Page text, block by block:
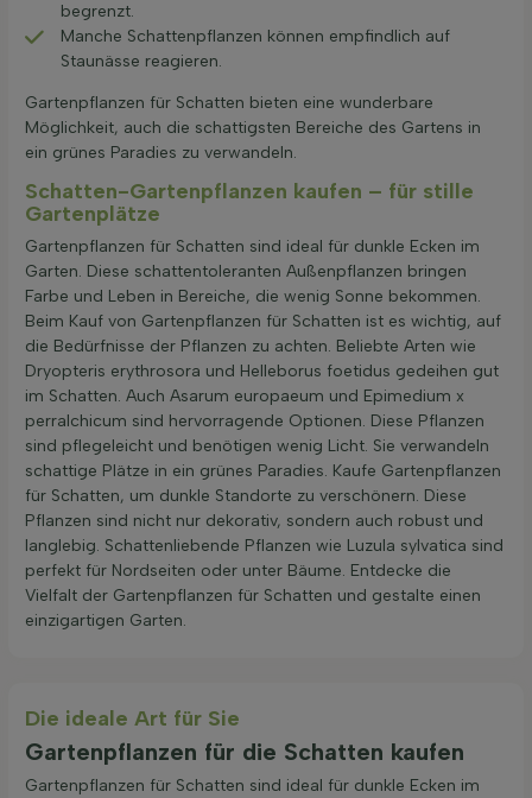
begrenzt.
Manche Schattenpflanzen können empfindlich auf
Staunässe reagieren.
Gartenpflanzen für Schatten bieten eine wunderbare
Möglichkeit, auch die schattigsten Bereiche des Gartens in
ein grünes Paradies zu verwandeln.
Schatten-Gartenpflanzen kaufen – für stille
Gartenplätze
Gartenpflanzen für Schatten sind ideal für dunkle Ecken im
Garten. Diese schattentoleranten Außenpflanzen bringen
Farbe und Leben in Bereiche, die wenig Sonne bekommen.
Beim Kauf von Gartenpflanzen für Schatten ist es wichtig, auf
die Bedürfnisse der Pflanzen zu achten. Beliebte Arten wie
Dryopteris erythrosora und Helleborus foetidus gedeihen gut
im Schatten. Auch Asarum europaeum und Epimedium x
perralchicum sind hervorragende Optionen. Diese Pflanzen
sind pflegeleicht und benötigen wenig Licht. Sie verwandeln
schattige Plätze in ein grünes Paradies. Kaufe Gartenpflanzen
für Schatten, um dunkle Standorte zu verschönern. Diese
Pflanzen sind nicht nur dekorativ, sondern auch robust und
langlebig. Schattenliebende Pflanzen wie Luzula sylvatica sind
perfekt für Nordseiten oder unter Bäume. Entdecke die
Vielfalt der Gartenpflanzen für Schatten und gestalte einen
einzigartigen Garten.
Die ideale Art für Sie
Gartenpflanzen für die Schatten kaufen
Gartenpflanzen für Schatten sind ideal für dunkle Ecken im